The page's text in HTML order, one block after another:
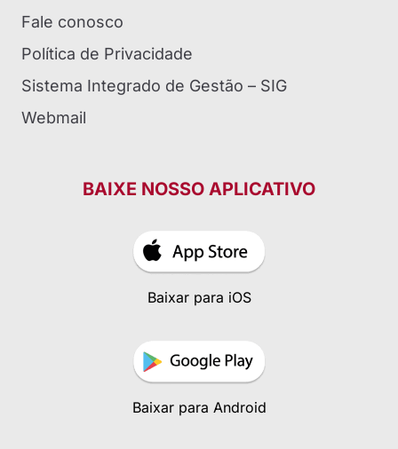
Fale conosco
Política de Privacidade
Sistema Integrado de Gestão – SIG
Webmail
BAIXE NOSSO APLICATIVO
Baixar para iOS
Baixar para Android